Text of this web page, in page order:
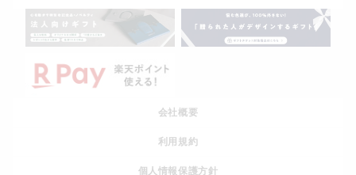
会社概要
利用規約
個人情報保護方針